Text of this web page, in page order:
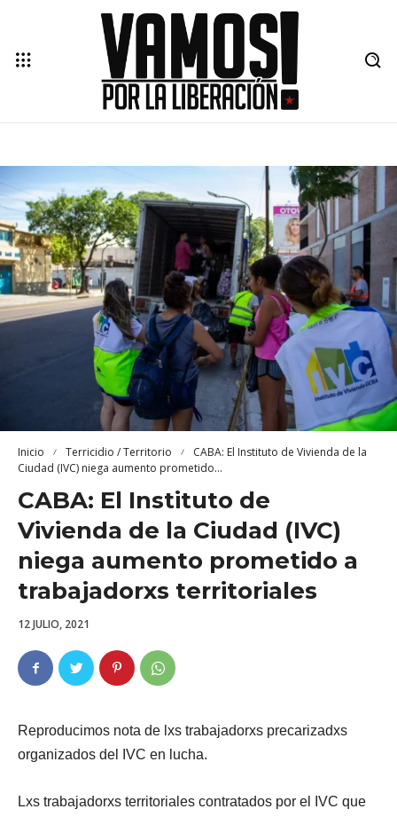
Inicio Terricidio / Territorio
CABA: El Instituto de Vivienda de la
Ciudad (IVC) niega aumento prometido...
CABA: El Instituto de
Vivienda de la Ciudad (IVC)
niega aumento prometido a
trabajadorxs territoriales
12 JULIO, 2021
Reproducimos nota de lxs trabajadorxs precarizadxs
organizados del IVC en lucha.
Lxs trabajadorxs territoriales contratados por el IVC que